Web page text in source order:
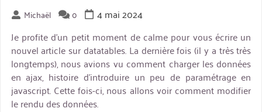
Michaël 0
4 mai 2024
Je profite d’un petit moment de calme pour vous écrire un
nouvel article sur datatables. La dernière fois (il y a très très
longtemps), nous avions vu comment charger les données
en ajax, histoire d’introduire un peu de paramétrage en
javascript. Cette fois-ci, nous allons voir comment modifier
le rendu des données.